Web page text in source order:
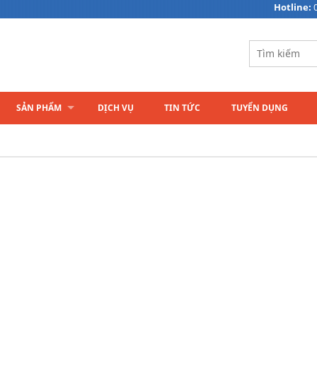
Hotline:
SẢN PHẨM DỊCH VỤ TIN TỨC TUYỂN DỤNG